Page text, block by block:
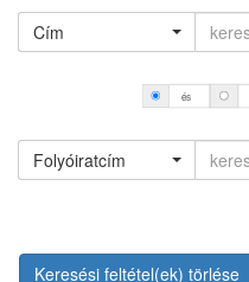
Cím
és
Folyóiratcím
Keresési feltétel(ek) törlése